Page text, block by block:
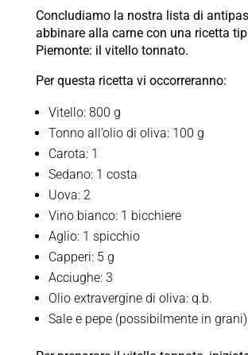
Concludiamo la nostra lista di
abbinare alla carne con una ricetta
Piemonte: il vitello tonnato.
Per questa ricetta vi occorreranno:
Vitello: 800 g
Tonno all’olio di oliva: 100 g
Carota: 1
Sedano: 1 costa
Uova: 2
Vino bianco: 1 bicchiere
Aglio: 1 spicchio
Capperi: 5 g
Acciughe: 3
Olio extravergine di oliva: q.b.
Sale e pepe (possibilmente in